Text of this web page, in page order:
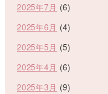
2025年7月 (6)
2025年6月 (4)
2025年5月 (5)
2025年4月 (6)
2025年3月 (9)